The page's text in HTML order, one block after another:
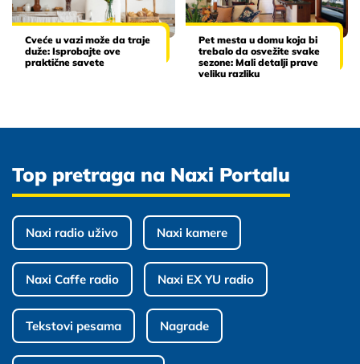
Cveće u vazi može da traje
duže: Isprobajte ove
praktične savete
Pet mesta u domu koja bi
trebalo da osvežite svake
sezone: Mali detalji prave
veliku razliku
Top pretraga na Naxi Portalu
Naxi radio uživo Naxi kamere
Naxi Caffe radio Naxi EX YU radio
Tekstovi pesama Nagrade